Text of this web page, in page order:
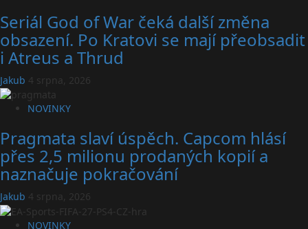
Seriál God of War čeká další změna
obsazení. Po Kratovi se mají přeobsadit
i Atreus a Thrud
Jakub 4 srpna, 2026
NOVINKY
Pragmata slaví úspěch. Capcom hlásí
přes 2,5 milionu prodaných kopií a
naznačuje pokračování
Jakub 4 srpna, 2026
NOVINKY